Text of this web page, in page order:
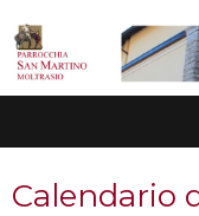
Vai
contenuto
Calendario